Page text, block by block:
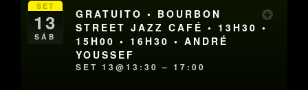
SET
13
SÁB
GRATUITO • BOURBON
STREET JAZZ CAFÉ • 13H30 •
15H00 • 16H30 • ANDRÉ
YOUSSEF
SET 13@13:30 – 17:00